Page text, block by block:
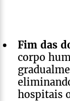
Fim das
corpo
hospitais